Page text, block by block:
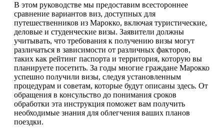
В этом руководстве мы предоставим всестороннее
сравнение вариантов виз, доступных для
путешественников из Марокко, включая туристические,
деловые и студенческие визы. Заявители должны
учитывать, что требования к получению визы могут
различаться в зависимости от различных факторов,
таких как рейтинг паспорта и территория, которую вы
планируете посетить. За годы многие граждане Марокко
успешно получили визы, следуя установленным
процедурам и советам, которые будут описаны здесь. От
обращения в консульство до понимания сроков
обработки эта инструкция поможет вам получить
необходимые знания для облегчения ваших планов
поездки.